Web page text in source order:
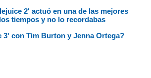
2' actuó en una de las mejores
tiempos y no lo recordabas
3' con Tim Burton y Jenna Ortega?